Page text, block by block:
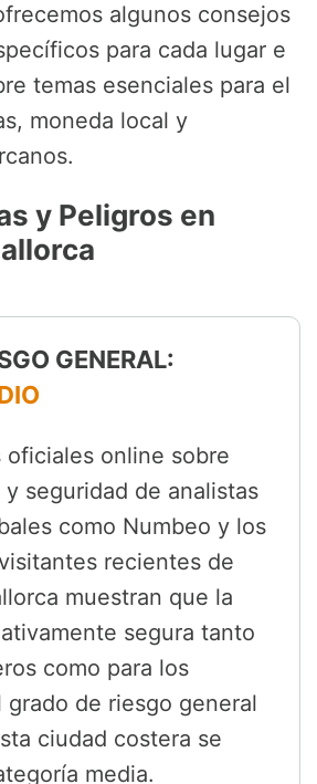
algunos consejos
para cada lugar e
temas esenciales para el
moneda local y
y Peligros en
GENERAL:
oficiales online sobre
seguridad de analistas
como Numbeo y los
recientes de
muestran que la
segura tanto
como para los
grado de riesgo general
ciudad costera se
media.